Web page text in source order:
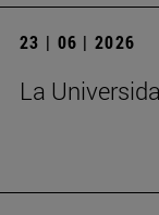
23 | 06 | 2026
La